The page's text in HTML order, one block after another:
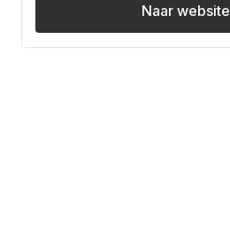
Naar website